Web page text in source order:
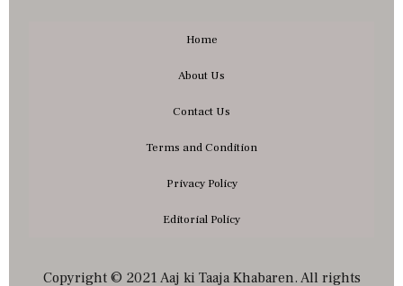
Home
About Us
Contact Us
Terms and Condition
Privacy Policy
Editorial Policy
Copyright © 2021 Aaj ki Taaja Khabaren. All rights